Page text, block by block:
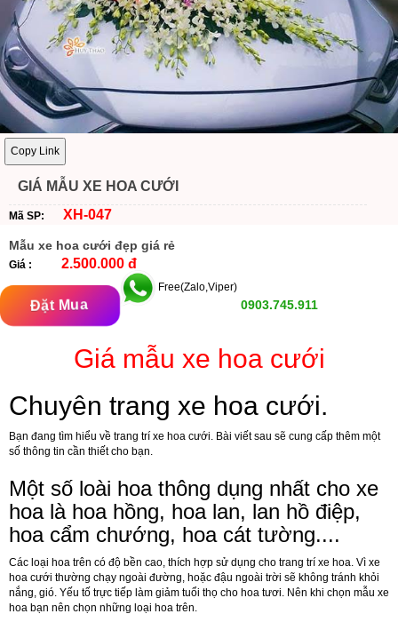
Copy Link
GIÁ MẪU XE HOA CƯỚI
Mã SP: XH-047
Mẫu xe hoa cưới đẹp giá rẻ
Giá : 2.500.000 đ
Đặt Mua
Free(Zalo,Viper)
0903.745.911
Giá mẫu xe hoa cưới
Chuyên trang xe hoa cưới.
Bạn đang tìm hiểu về trang trí xe hoa cưới. Bài viết sau sẽ cung cấp thêm một
số thông tin cần thiết cho bạn.
Một số loài hoa thông dụng nhất cho xe
hoa là hoa hồng, hoa lan, lan hồ điệp,
hoa cẩm chướng, hoa cát tường....
Các loại hoa trên có độ bền cao, thích hợp sử dụng cho trang trí xe hoa. Vì xe
hoa cưới thường chạy ngoài đường, hoặc đậu ngoài trời sẽ không tránh khỏi
nắng, gió. Yếu tố trực tiếp làm giảm tuổi thọ cho hoa tươi. Nên khi chọn mẫu xe
hoa bạn nên chọn những loại hoa trên.